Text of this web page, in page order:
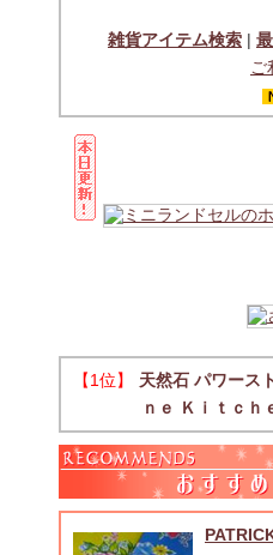
雑貨アイテム検索 |
ご
【1位】
天然石 パワース
ｎｅ Ｋｉｔｃｈ